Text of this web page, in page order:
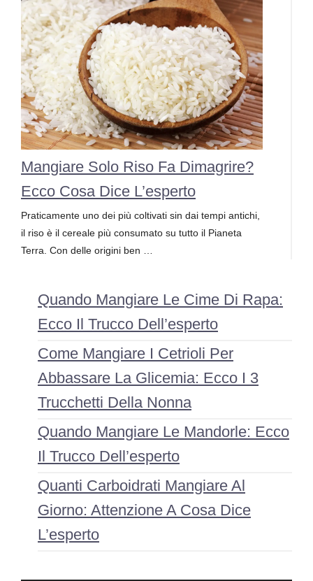
Mangiare Solo Riso Fa Dimagrire?
Ecco Cosa Dice L’esperto
Praticamente uno dei più coltivati sin dai tempi antichi,
il riso è il cereale più consumato su tutto il Pianeta
Terra. Con delle origini ben …
Quando Mangiare Le Cime Di Rapa:
Ecco Il Trucco Dell’esperto
Come Mangiare I Cetrioli Per
Abbassare La Glicemia: Ecco I 3
Trucchetti Della Nonna
Quando Mangiare Le Mandorle: Ecco
Il Trucco Dell’esperto
Quanti Carboidrati Mangiare Al
Giorno: Attenzione A Cosa Dice
L’esperto